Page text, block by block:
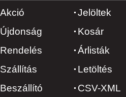
Akció
Újdonság
Rendelés
Szállítás
Beszállító
Jelöltek
Kosár
Árlisták
Letöltés
CSV-XML